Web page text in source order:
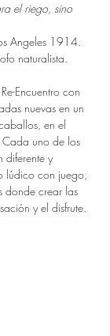
el riego, sino
Angeles 1914.
naturalista.
Encuentro con
nuevas en un
en el
Cada uno de los
diferente y
lúdico con juego,
donde crear las
y el disfrute.